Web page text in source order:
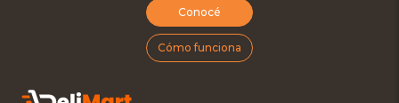
Conocé
Cómo funciona